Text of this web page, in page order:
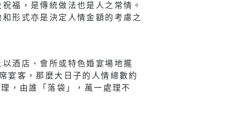
福，是傳統做法也是人之常情。
形式亦是決定人情金額的考慮之
酒店、會所或特色婚宴場地擺
客，那麼大日子的人情總數約
，由誰「落袋」，萬一處理不